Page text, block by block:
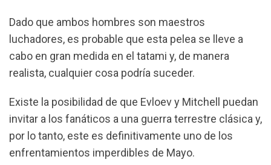
Dado que ambos hombres son maestros
luchadores, es probable que esta pelea se lleve a
cabo en gran medida en el tatami y, de manera
realista, cualquier cosa podría suceder.
Existe la posibilidad de que Evloev y Mitchell puedan
invitar a los fanáticos a una guerra terrestre clásica y,
por lo tanto, este es definitivamente uno de los
enfrentamientos imperdibles de Mayo.